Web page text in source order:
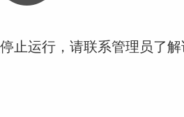
止运行，请联系管理员了